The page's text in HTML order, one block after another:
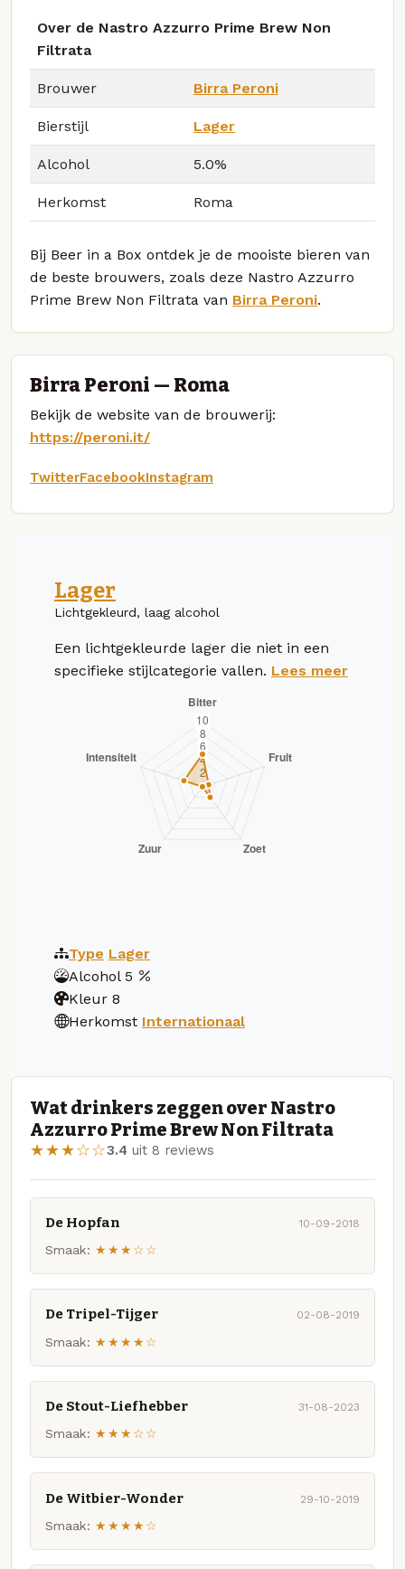
Over de Nastro Azzurro Prime Brew Non
Filtrata
Brouwer Birra Peroni
Bierstijl Lager
Alcohol 5.0%
Herkomst Roma
Bij Beer in a Box ontdek je de mooiste bieren van
de beste brouwers, zoals deze Nastro Azzurro
Prime Brew Non Filtrata van Birra Peroni.
Birra Peroni — Roma
Bekijk de website van de brouwerij:
https://peroni.it/
TwitterFacebookInstagram
Lager
Lichtgekleurd, laag alcohol
Een lichtgekleurde lager die niet in een
specifieke stijlcategorie vallen. Lees meer
Type Lager
Alcohol 5
Kleur 8
Herkomst Internationaal
Wat drinkers zeggen over Nastro
Azzurro Prime Brew Non Filtrata
★★★☆☆3.4 uit 8 reviews
De Hopfan 10-09-2018
Smaak: ★★★☆☆
De Tripel-Tijger 02-08-2019
Smaak: ★★★★☆
De Stout-Liefhebber 31-08-2023
Smaak: ★★★☆☆
De Witbier-Wonder 29-10-2019
Smaak: ★★★★☆